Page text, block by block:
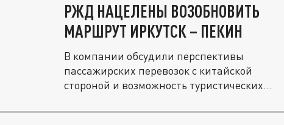
РЖД НАЦЕЛЕНЫ ВОЗОБНОВИТЬ
МАРШРУТ ИРКУТСК – ПЕКИН
В компании обсудили перспективы
пассажирских перевозок с китайской
стороной и возможность туристических...